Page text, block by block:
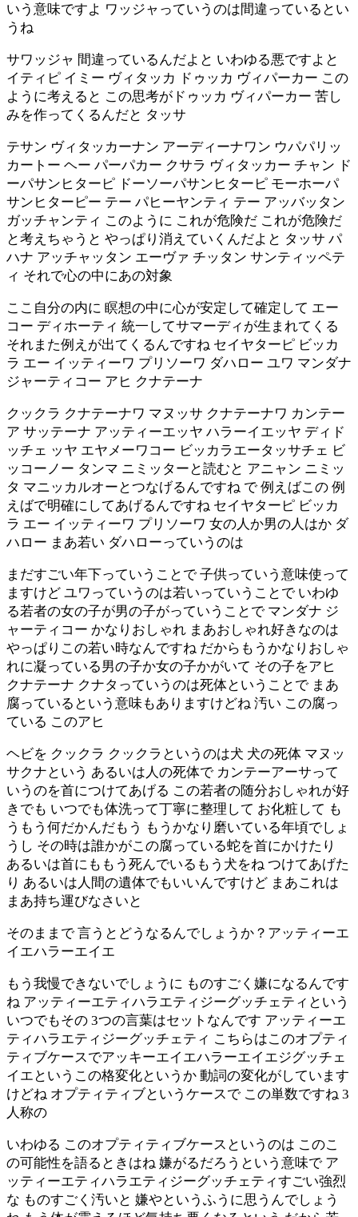
いう意味ですよ ワッジャっていうのは間違っているとい
うね
サワッジャ 間違っているんだよと いわゆる悪ですよと
イティピ イミー ヴィタッカ ドゥッカ ヴィパーカー この
ように考えると この思考がドゥッカ ヴィパーカー 苦し
みを作ってくるんだと タッサ
テサン ヴィタッカーナン アーディーナワン ウパパリッ
カートー ヘー パーパカー クサラ ヴィタッカー チャン ド
ーパサンヒターピ ドーソーパサンヒターピ モーホーパ
サンヒターピー テー パヒーヤンティ テー アッバッタン
ガッチャンティ このように これが危険だ これが危険だ
と考えちゃうと やっぱり消えていくんだよと タッサ パ
ハナ アッチャッタン エーヴァ チッタン サンティッペテ
ィ それで心の中にあの対象
ここ自分の内に 瞑想の中に心が安定して確定して エー
コー ディホーティ 統一してサマーディが生まれてくる
それまた例えが出てくるんですね セイヤターピ ビッカ
ラ エー イッティーワ プリソーワ ダハロー ユワ マンダナ
ジャーティコー アヒ クナテーナ
クックラ クナテーナワ マヌッサ クナテーナワ カンテー
ア サッテーナ アッティーエッヤ ハラーイエッヤ ディド
ッチェ ッヤ エヤメーワコー ビッカラエータッサチェ ビ
ッコーノー タンマ ニミッターと読むと アニャン ニミッ
タ マニッカルオーとつなげるんですね で 例えばこの 例
えばで明確にしてあげるんですね セイヤターピ ビッカ
ラ エー イッティーワ プリソーワ 女の人か男の人はか ダ
ハロー まあ若い ダハローっていうのは
まだすごい年下っていうことで 子供っていう意味使って
ますけど ユワっていうのは若いっていうことで いわゆ
る若者の女の子が男の子がっていうことで マンダナ ジ
ャーティコー かなりおしゃれ まあおしゃれ好きなのは
やっぱりこの若い時なんですね だからもうかなりおしゃ
れに凝っている男の子か女の子かがいて その子をアヒ
クナテーナ クナタっていうのは死体ということで まあ
腐っているという意味もありますけどね 汚い この腐っ
ている このアヒ
ヘビを クックラ クックラというのは犬 犬の死体 マヌッ
サクナという あるいは人の死体で カンテーアーサって
いうのを首につけてあげる この若者の随分おしゃれが好
きでも いつでも体洗って丁寧に整理して お化粧して も
うもう何だかんだもう もうかなり磨いている年頃でしょ
うし その時は誰かがこの腐っている蛇を首にかけたり
あるいは首にももう死んでいるもう犬をね つけてあげた
り あるいは人間の遺体でもいいんですけど まあこれは
まあ持ち運びなさいと
そのままで 言うとどうなるんでしょうか？アッティーエ
イエハラーエイエ
もう我慢できないでしょうに ものすごく嫌になるんです
ね アッティーエティハラエティジーグッチェティという
いつでもその 3つの言葉はセットなんです アッティーエ
ティハラエティジーグッチェティ こちらはこのオプティ
ティブケースでアッキーエイエハラーエイエジグッチェ
イエというこの格変化というか 動詞の変化がしています
けどね オプティティブというケースで この単数ですね 3
人称の
いわゆる このオプティティブケースというのは このこ
の可能性を語るときはね 嫌がるだろうという意味で ア
ッティーエティハラエティジーグッチェティすごい強烈
な ものすごく汚いと 嫌やというふうに思うんでしょう